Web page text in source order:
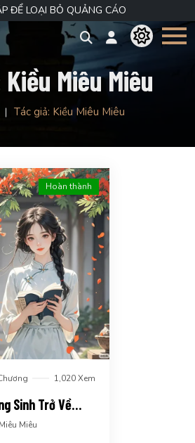
ĐỂ LOẠI BỎ QUẢNG CÁO
Kiều Miêu Miêu
Tác giả: Kiều Miêu Miêu
Hoàn thành
1,020 Xem
Sinh Trở Về
Ngày Nữ Chính
Miêu